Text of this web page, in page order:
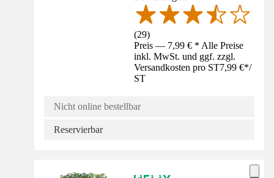
(29)
Preis — 7,99 € * Alle Preise
inkl. MwSt. und ggf. zzgl.
Versandkosten pro ST7,99 €*/
ST
Nicht online bestellbar
Reservierbar